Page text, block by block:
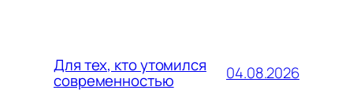
Для тех, кто утомился
современностью 04.08.2026